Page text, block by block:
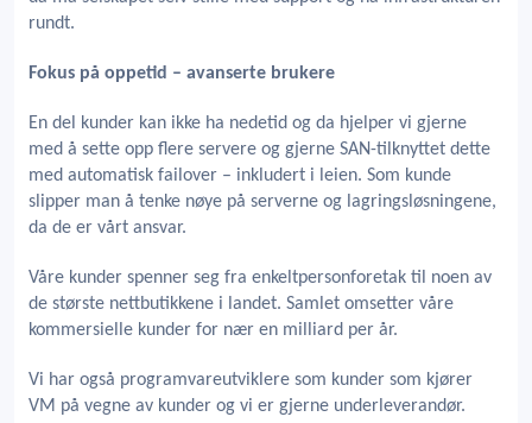
rundt.
Fokus på oppetid – avanserte brukere
En del kunder kan ikke ha nedetid og da hjelper vi gjerne
med å sette opp flere servere og gjerne SAN-tilknyttet dette
med automatisk failover – inkludert i leien. Som kunde
slipper man å tenke nøye på serverne og lagringsløsningene,
da de er vårt ansvar.
Våre kunder spenner seg fra enkeltpersonforetak til noen av
de største nettbutikkene i landet. Samlet omsetter våre
kommersielle kunder for nær en milliard per år.
Vi har også programvareutviklere som kunder som kjører
VM på vegne av kunder og vi er gjerne underleverandør.